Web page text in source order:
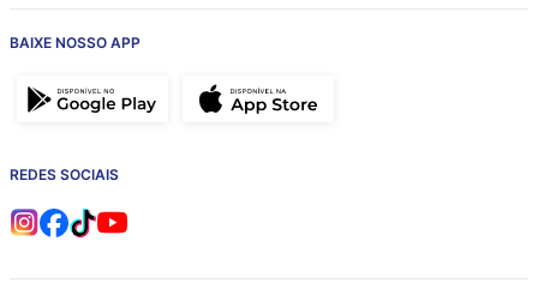
BAIXE NOSSO APP
REDES SOCIAIS